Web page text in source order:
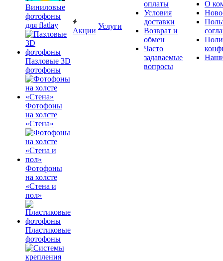
Виниловые
фотофоны
для flatlay
Пазловые 3D
фотофоны
Фотофоны
на холсте
«Стена»
Фотофоны
на холсте
«Стена и
пол»
Пластиковые
фотофоны
Акции
Услуги
оплаты
Условия
доставки
Возврат и
обмен
Часто
задаваемые
вопросы
О